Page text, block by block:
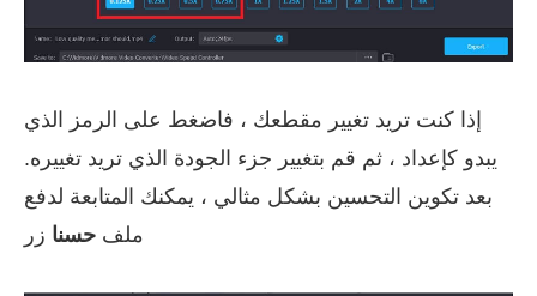
إذا كنت تريد تغيير مقطعك ، فاضغط على الرمز الذي
يبدو كإعداد ، ثم قم بتغيير جزء الجودة الذي تريد تغييره.
بعد تكوين التحسين بشكل مثالي ، يمكنك المتابعة لدفع
ملف حسنا زر